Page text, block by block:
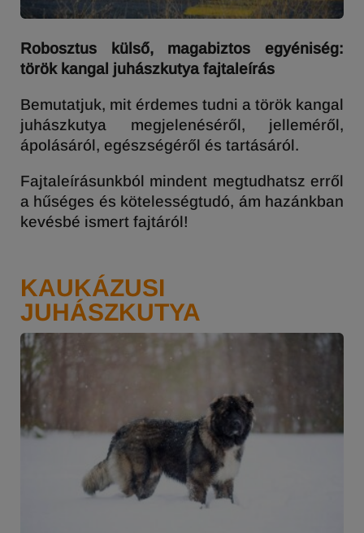
Robosztus külső, magabiztos egyéniség:
török kangal juhászkutya fajtaleírás
Bemutatjuk, mit érdemes tudni a török kangal
juhászkutya megjelenéséről, jelleméről,
ápolásáról, egészségéről és tartásáról.
Fajtaleírásunkból mindent megtudhatsz erről
a hűséges és kötelességtudó, ám hazánkban
kevésbé ismert fajtáról!
KAUKÁZUSI
JUHÁSZKUTYA